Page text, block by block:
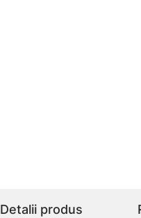
Detalii produs